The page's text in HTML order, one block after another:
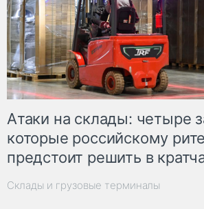
Атаки на склады: четыре
которые российскому
предстоит решить в
Склады и грузовые терминалы